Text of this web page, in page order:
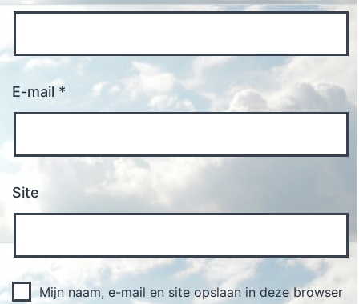
E-mail *
Site
Mijn naam, e-mail en site opslaan in deze browser